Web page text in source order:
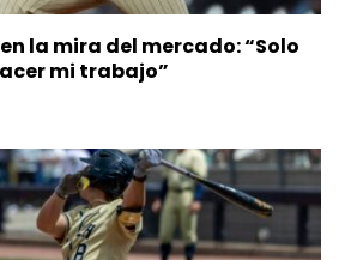
la mira del mercado: “Solo
mi trabajo”